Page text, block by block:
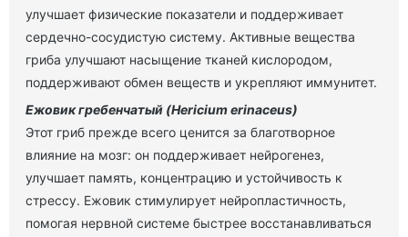
улучшает физические показатели и поддерживает
сердечно-сосудистую систему. Активные вещества
гриба улучшают насыщение тканей кислородом,
поддерживают обмен веществ и укрепляют иммунитет.
Ежовик гребенчатый (Hericium erinaceus)
Этот гриб прежде всего ценится за благотворное
влияние на мозг: он поддерживает нейрогенез,
улучшает память, концентрацию и устойчивость к
стрессу. Ежовик стимулирует нейропластичность,
помогая нервной системе быстрее восстанавливаться